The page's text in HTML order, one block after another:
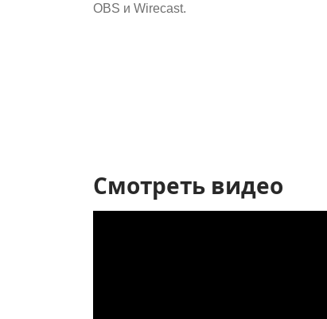
OBS и Wirecast.
Смотреть видео